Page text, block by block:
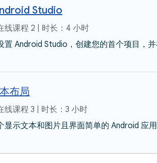
Studio
线课程 2 | 时长：4 小时
置 Android Studio，创建您的首个项目，
布局
线课程 3 | 时长：3 小时
显示文本和图片且界面简单的 Android 应用